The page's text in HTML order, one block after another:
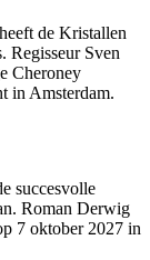
de Kristallen
Regisseur Sven
Cheroney
in Amsterdam.
succesvolle
Roman Derwig
7 oktober 2027 in